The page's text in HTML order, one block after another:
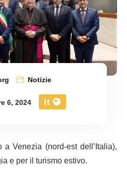
Notizie
6, 2024
It
Venezia (nord-est dell’Italia),
e per il turismo estivo.